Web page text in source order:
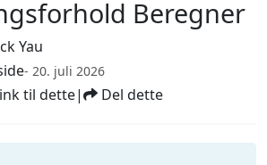
Beregner
Yau
- 20. juli 2026
til dette| Del dette